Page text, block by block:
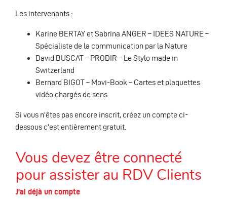
Les intervenants :
Karine BERTAY et Sabrina ANGER – IDEES NATURE –
Spécialiste de la communication par la Nature
David BUSCAT – PRODIR – Le Stylo made in
Switzerland
Bernard BIGOT – Movi-Book – Cartes et plaquettes
vidéo chargés de sens
Si vous n'êtes pas encore inscrit, créez un compte ci-
dessous c'est entièrement gratuit.
Vous devez être connecté
pour assister au RDV Clients
J'ai déjà un compte